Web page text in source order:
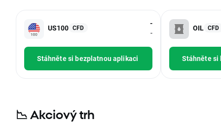
US100 CFD
-
-
Stáhněte si bezplatnou aplikaci
OIL CFD
Stáhněte
📉 Akciový trh